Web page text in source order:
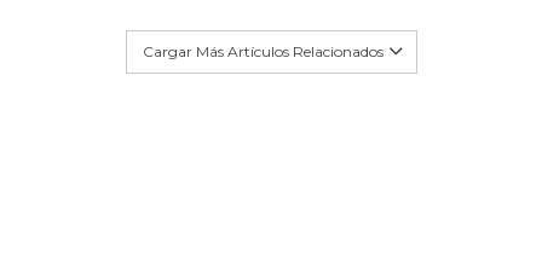
Cargar Más Artículos Relacionados